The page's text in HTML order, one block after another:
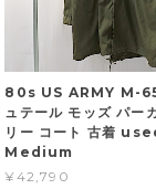
80s US ARMY M-
ュテール モッズ パー
リー コート 古着
Medium
¥42,790